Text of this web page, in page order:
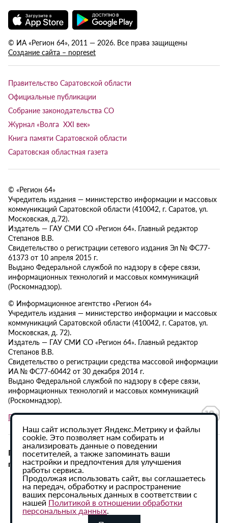
© ИА «Регион 64», 2011 — 2026. Все права защищены
Создание сайта – nopreset
Правительство Саратовской области
Официальные публикации
Собрание законодательства СО
Журнал «Волга XXI век»
Книга памяти Саратовской области
Саратовская областная газета
© «Регион 64»
Учредитель издания — министерство информации и массовых
коммуникаций Саратовской области (410042, г. Саратов, ул.
Московская, д.72).
Издатель — ГАУ СМИ СО «Регион 64». Главный редактор
Степанов В.В.
Свидетельство о регистрации сетевого издания Эл № ФС77-
61373 от 10 апреля 2015 г.
Выдано Федеральной службой по надзору в сфере связи,
информационных технологий и массовых коммуникаций
(Роскомнадзор).
© Информационное агентство «Регион 64»
Учредитель издания — министерство информации и массовых
коммуникаций Саратовской области (410042, г. Саратов, ул.
Московская, д. 72).
Издатель — ГАУ СМИ СО «Регион 64». Главный редактор
Степанов В.В.
Свидетельство о регистрации средства массовой информации
ИА № ФС77-60442 от 30 декабря 2014 г.
Выдано Федеральной службой по надзору в сфере связи,
информационных технологий и массовых коммуникаций
(Роскомнадзор).
Политика в отношении обработки персональных данных
При использовании материалов сайта активная
гиперссылка на ИА «Регион 64» обязательна.
Наш сайт использует Яндекс.Метрику и файлы
cookie. Это позволяет нам собирать и
анализировать данные о поведении
посетителей, а также запоминать ваши
настройки и предпочтения для улучшения
работы сервиса.
Продолжая использовать сайт, вы соглашаетесь
на передач, обработку и распространение
ваших персональных данных в соответствии с
нашей Политикой в отношении обработки
персональных данных.